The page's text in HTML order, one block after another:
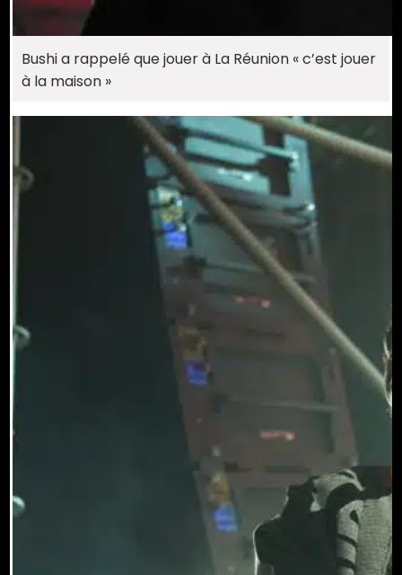
Bushi a rappelé que jouer à La Réunion « c’est jouer
à la maison »